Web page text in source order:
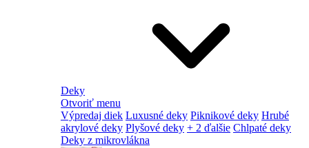
Deky
Otvoriť menu
Výpredaj diek Luxusné deky Piknikové deky Hrubé
akrylové deky Plyšové deky + 2 ďalšie Chlpaté deky
Deky z mikrovlákna